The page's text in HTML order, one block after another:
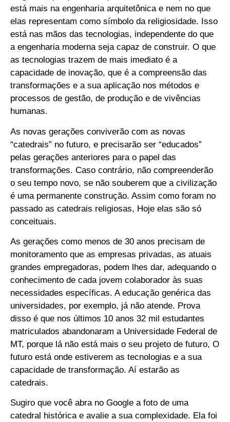
está mais na engenharia arquitetônica e nem no que
elas representam como símbolo da religiosidade. Isso
está nas mãos das tecnologias, independente do que
a engenharia moderna seja capaz de construir. O que
as tecnologias trazem de mais imediato é a
capacidade de inovação, que é a compreensão das
transformações e a sua aplicação nos métodos e
processos de gestão, de produção e de vivências
humanas.
As novas gerações conviverão com as novas
“catedrais” no futuro, e precisarão ser “educados”
pelas gerações anteriores para o papel das
transformações. Caso contrário, não compreenderão
o seu tempo novo, se não souberem que a civilização
é uma permanente construção. Assim como foram no
passado as catedrais religiosas, Hoje elas são só
conceituais.
As gerações como menos de 30 anos precisam de
monitoramento que as empresas privadas, as atuais
grandes empregadoras, podem lhes dar, adequando o
conhecimento de cada jovem colaborador às suas
necessidades específicas. A educação genérica das
universidades, por exemplo, já não atende. Prova
disso é que nos últimos 10 anos 32 mil estudantes
matriculados abandonaram a Universidade Federal de
MT, porque lá não está mais o seu projeto de futuro, O
futuro está onde estiverem as tecnologias e a sua
capacidade de transformação. Aí estarão as
catedrais.
Sugiro que você abra no Google a foto de uma
catedral histórica e avalie a sua complexidade. Ela foi